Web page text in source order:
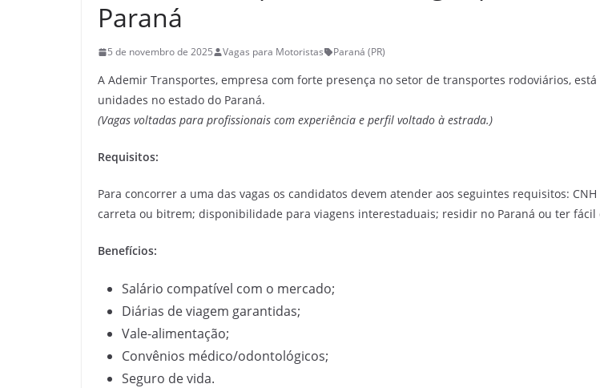
Paraná
5 de novembro de 2025 Vagas para Motoristas Paraná (PR)
A Ademir Transportes, empresa com forte presença no setor de transportes rodoviários,
unidades no estado do Paraná.
(Vagas voltadas para profissionais com experiência e perfil voltado à estrada.)
Requisitos:
Para concorrer a uma das vagas os candidatos devem atender aos seguintes requisitos:
carreta ou bitrem; disponibilidade para viagens interestaduais; residir no Paraná ou ter fácil
Benefícios:
Salário compatível com o mercado;
Diárias de viagem garantidas;
Vale-alimentação;
Convênios médico/odontológicos;
Seguro de vida.